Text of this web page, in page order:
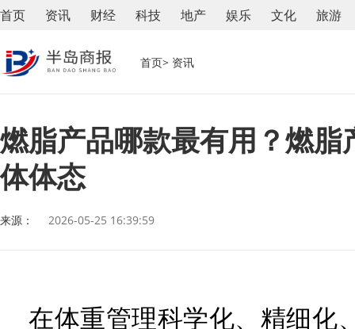
首页 资讯 财经 科技 地产 娱乐 文化 旅游
首页> 资讯
燃脂产品哪款最有用？燃
体体态
来源： 2026-05-25 16:39:59
在体重管理科学化、精细化